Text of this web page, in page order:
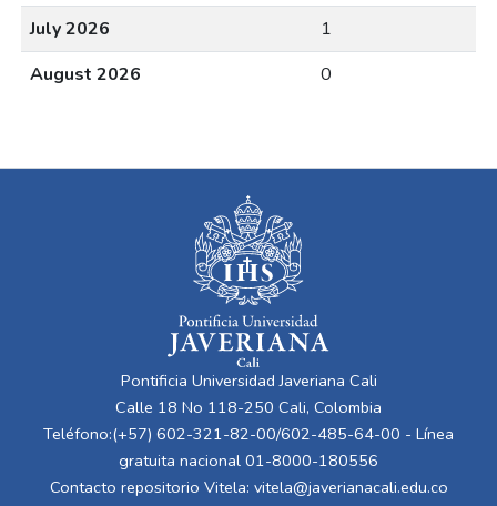
July 2026
1
August 2026
0
Pontificia Universidad Javeriana Cali
Calle 18 No 118-250 Cali, Colombia
Teléfono:(+57) 602-321-82-00/602-485-64-00 - Línea
gratuita nacional 01-8000-180556
Contacto repositorio Vitela: vitela@javerianacali.edu.co